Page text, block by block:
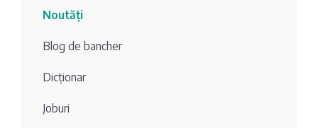
bancher
Comerțbank
Energbank
Noutăți
Blog de bancher
Dicționar
Joburi